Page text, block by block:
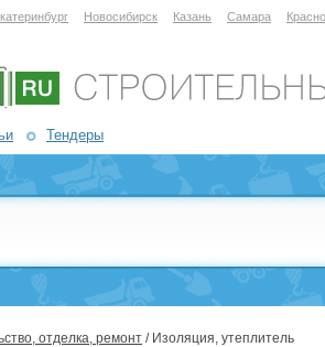
Новосибирск Казань Самара
Тендеры
отделка, ремонт / Изоляция, утеплитель